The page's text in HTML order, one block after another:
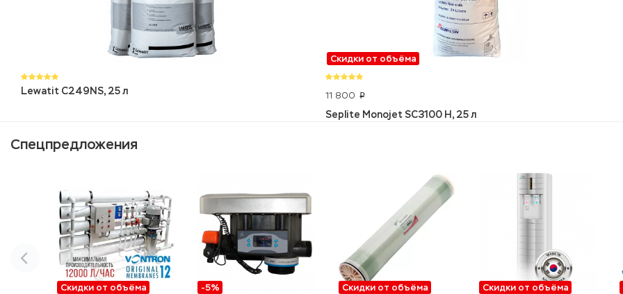
Lewatit C249NS, 25 л
Скидки от объёма
11 800 p
Seplite Monojet SC3100 H, 25 л
Спецпредложения
Скидки от объёма -5% Скидки от объёма Скидки от объёма